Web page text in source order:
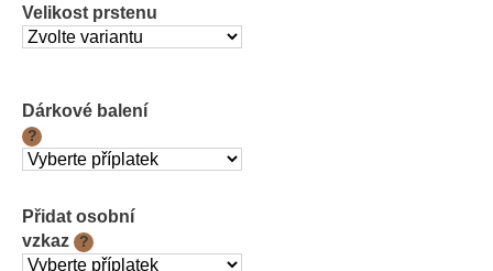
Velikost prstenu
Dárkové balení
?
Přidat osobní
vzkaz
?